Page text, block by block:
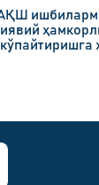
АҚШ